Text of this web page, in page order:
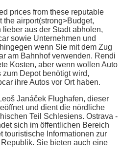
prices from these reputable
airport(strong>Budget,
aus der Stadt abholen,
sowie Unternehmen und
wenn Sie mit dem Zug
am Bahnhof verwenden. Rendi
Kosten, aber wenn wollen Auto
Depot benötigt wird,
ihre Autos vor Ort haben.
Janáček Flughafen, dieser
und dient die nördliche
Teil Schlesiens. Ostrava -
sich im öffentlichen Bereich
touristische Informationen zur
Sie bieten auch eine